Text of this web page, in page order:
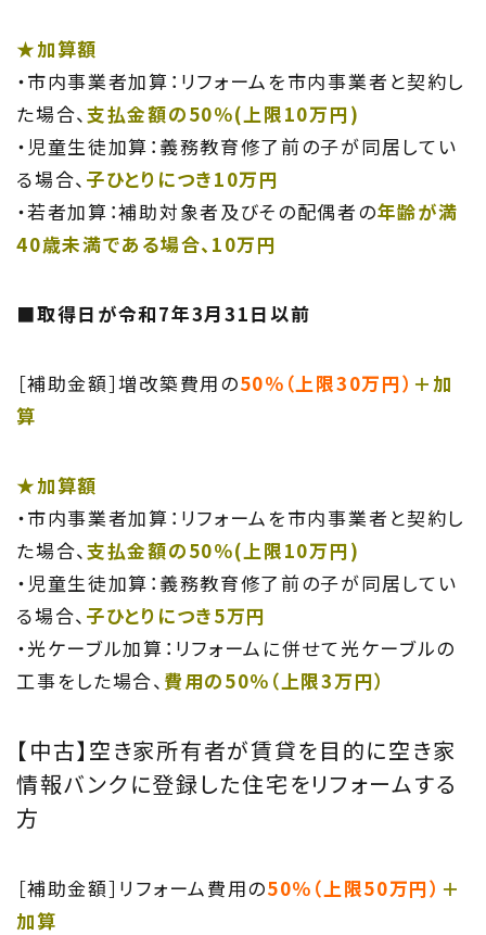
★加算額
・市内事業者加算：リフォームを市内事業者と契約し
た場合、支払金額の50％(上限10万円)
・児童生徒加算：義務教育修了前の子が同居してい
る場合、 子ひとりにつき10万円
・若者加算：補助対象者及びその配偶者の年齢が満
40歳未満である場合、10万円
■取得日が令和7年3月31日以前
［補助金額］増改築費用の50％（上限30万円） ＋加
算
★加算額
・市内事業者加算：リフォームを市内事業者と契約し
た場合、支払金額の50％(上限10万円)
・児童生徒加算：義務教育修了前の子が同居してい
る場合、 子ひとりにつき5万円
・光ケーブル加算：リフォームに併せて光ケーブルの
工事をした場合、 費用の50％（上限3万円）
【中古】空き家所有者が賃貸を目的に空き家
情報バンクに登録した住宅をリフォームする
方
［補助金額］リフォーム費用の50％（上限50万円） ＋
加算